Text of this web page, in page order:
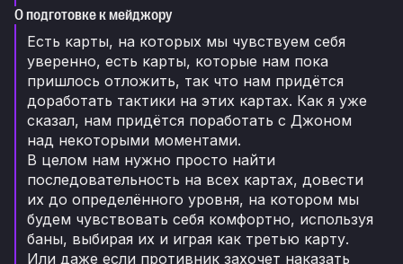
О подготовке к мейджору
Есть карты, на которых мы чувствуем себя
уверенно, есть карты, которые нам пока
пришлось отложить, так что нам придётся
доработать тактики на этих картах. Как я уже
сказал, нам придётся поработать с Джоном
над некоторыми моментами.
В целом нам нужно просто найти
последовательность на всех картах, довести
их до определённого уровня, на котором мы
будем чувствовать себя комфортно, используя
баны, выбирая их и играя как третью карту.
Или даже если противник захочет наказать